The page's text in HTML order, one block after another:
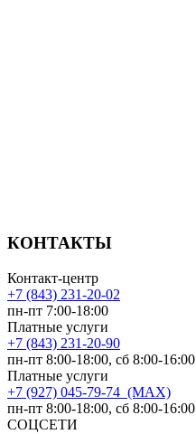
КОНТАКТЫ
Контакт-центр
+7 (843) 231-20-02
пн-пт 7:00-18:00
Платные услуги
+7 (843) 231-20-90
пн-пт 8:00-18:00, сб 8:00-16:00
Платные услуги
+7 (927) 045-79-74 (MAX)
пн-пт 8:00-18:00, сб 8:00-16:00
СОЦСЕТИ